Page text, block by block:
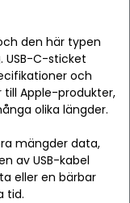
den här typen
USB-C-sticket
och
till Apple-produkter,
olika längder.
mängder data,
av USB-kabel
eller en bärbar
tid.